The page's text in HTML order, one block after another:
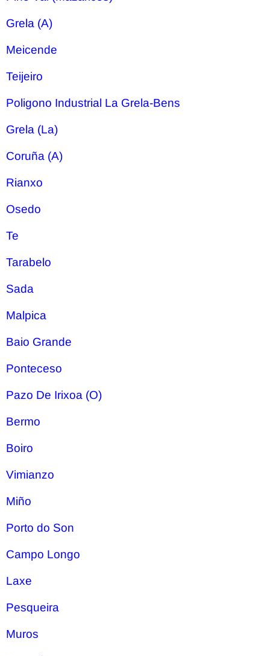
Grela (A)
Meicende
Teijeiro
Poligono Industrial La Grela-Bens
Grela (La)
Coruña (A)
Rianxo
Osedo
Te
Tarabelo
Sada
Malpica
Baio Grande
Ponteceso
Pazo De Irixoa (O)
Bermo
Boiro
Vimianzo
Miño
Porto do Son
Campo Longo
Laxe
Pesqueira
Muros